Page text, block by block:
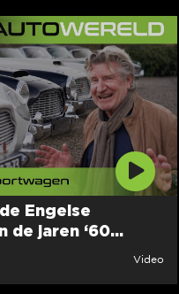
Engelse
de jaren ‘60...
Video